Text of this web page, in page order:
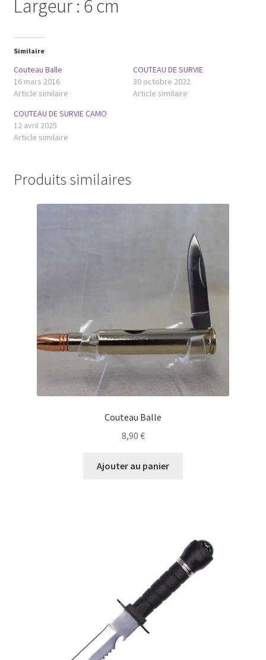
Largeur : 6 cm
Similaire
Couteau Balle
16 mars 2016
Article similaire
COUTEAU DE SURVIE
30 octobre 2022
Article similaire
COUTEAU DE SURVIE CAMO
12 avril 2025
Article similaire
Produits similaires
Couteau Balle
8,90 €
Ajouter au panier